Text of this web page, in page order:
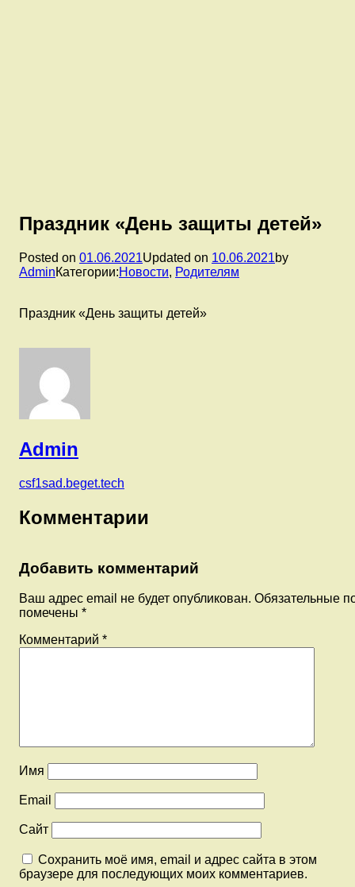
Праздник «День защиты детей»
Posted on 01.06.2021Updated on 10.06.2021by
AdminКатегории:Новости, Родителям
Праздник «День защиты детей»
Admin
csf1sad.beget.tech
Комментарии
Добавить комментарий
Ваш адрес email не будет опубликован. Обязательные
помечены *
Комментарий *
Имя
Email
Сайт
Сохранить моё имя, email и адрес сайта в этом
браузере для последующих моих комментариев.